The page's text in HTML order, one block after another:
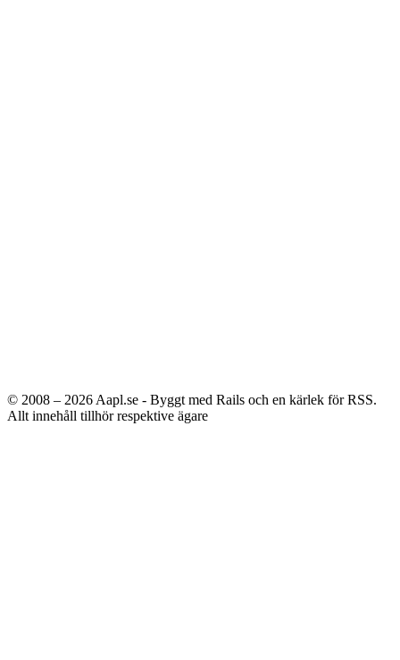
© 2008 – 2026 Aapl.se - Byggt med Rails och en kärlek för RSS.
Allt innehåll tillhör respektive ägare